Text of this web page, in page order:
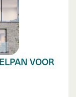
VOOR